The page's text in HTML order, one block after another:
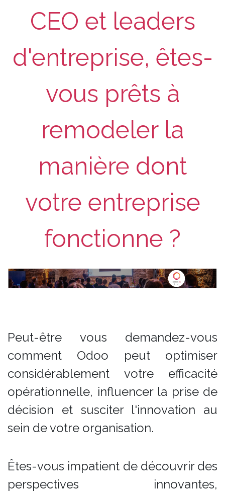
CEO et leaders
d'entreprise, êtes-
vous prêts à
remodeler la
manière dont
votre entreprise
fonctionne ?
Peut-être vous demandez-vous
comment Odoo peut optimiser
considérablement votre efficacité
opérationnelle, influencer la prise de
décision et susciter l'innovation au
sein de votre organisation.
Êtes-vous impatient de découvrir des
perspectives innovantes,